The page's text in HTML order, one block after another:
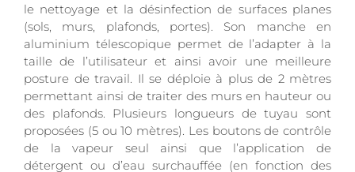
le nettoyage et la désinfection de surfaces planes
(sols, murs, plafonds, portes). Son manche en
aluminium télescopique permet de l’adapter à la
taille de l’utilisateur et ainsi avoir une meilleure
posture de travail. Il se déploie à plus de 2 mètres
permettant ainsi de traiter des murs en hauteur ou
des plafonds. Plusieurs longueurs de tuyau sont
proposées (5 ou 10 mètres). Les boutons de contrôle
de la vapeur seul ainsi que l’application de
détergent ou d’eau surchauffée (en fonction des